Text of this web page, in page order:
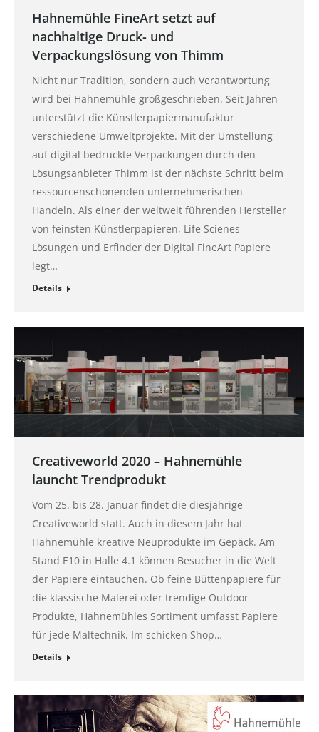
Hahnemühle FineArt setzt auf
nachhaltige Druck- und
Verpackungslösung von Thimm
Nicht nur Tradition, sondern auch Verantwortung
wird bei Hahnemühle großgeschrieben. Seit Jahren
unterstützt die Künstlerpapiermanufaktur
verschiedene Umweltprojekte. Mit der Umstellung
auf digital bedruckte Verpackungen durch den
Lösungsanbieter Thimm ist der nächste Schritt beim
ressourcenschonenden unternehmerischen
Handeln. Als einer der weltweit führenden Hersteller
von feinsten Künstlerpapieren, Life Scienes
Lösungen und Erfinder der Digital FineArt Papiere
legt…
Details
Creativeworld 2020 – Hahnemühle
launcht Trendprodukt
Vom 25. bis 28. Januar findet die diesjährige
Creativeworld statt. Auch in diesem Jahr hat
Hahnemühle kreative Neuprodukte im Gepäck. Am
Stand E10 in Halle 4.1 können Besucher in die Welt
der Papiere eintauchen. Ob feine Büttenpapiere für
die klassische Malerei oder trendige Outdoor
Produkte, Hahnemühles Sortiment umfasst Papiere
für jede Maltechnik. Im schicken Shop…
Details